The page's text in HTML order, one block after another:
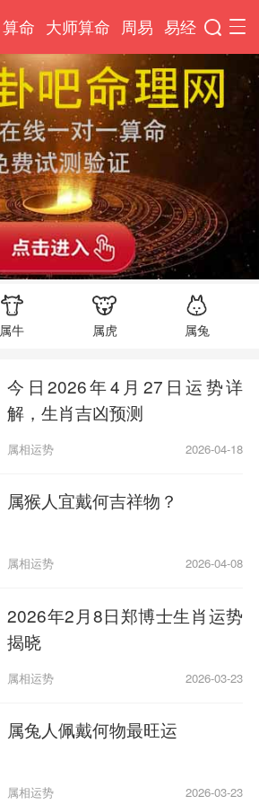
算命 大师算命 周易 易经
属牛 属虎 属兔
今日2026年4月27日运势详
解，生肖吉凶预测
属相运势 2026-04-18
属猴人宜戴何吉祥物？
属相运势 2026-04-08
2026年2月8日郑博士生肖运势
揭晓
属相运势 2026-03-23
属兔人佩戴何物最旺运
属相运势 2026-03-23